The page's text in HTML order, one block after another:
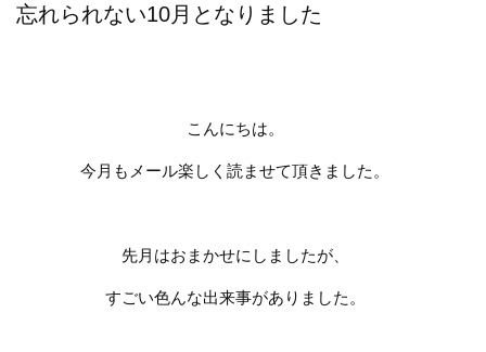
忘れられない10月となりました
こんにちは。
今月もメール楽しく読ませて頂きました。
先月はおまかせにしましたが、
すごい色んな出来事がありました。